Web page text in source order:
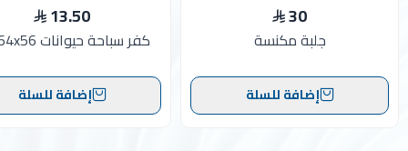
30
جلبة مكنسة
إضافة للسلة
13.50
كفر سباحة حيوانات 64x56 سم
إضافة للسلة